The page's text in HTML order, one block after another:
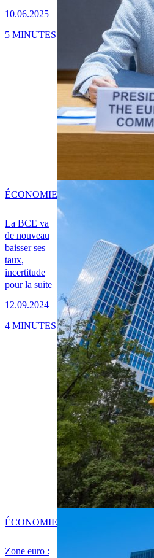
10.06.2025
5 MINUTES
La BCE va
de nouveau
baisser ses
taux,
incertitude
pour la suite
12.09.2024
ÉCONOMIE
4 MINUTES
Zone euro :
ÉCONOMIE